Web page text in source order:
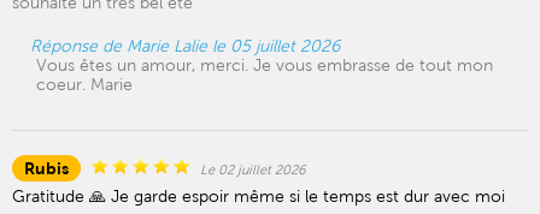
Réponse de Marie Lalie le 05 juillet 2026
Vous êtes un amour, merci. Je vous embrasse de tout mon
coeur. Marie
Rubis Le 02 juillet 2026
Gratitude 🙏 Je garde espoir même si le temps est dur avec moi